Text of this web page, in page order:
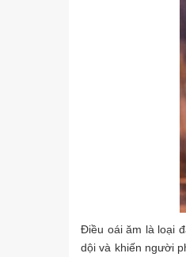
Điều oái ăm là loại
dội và khiến người